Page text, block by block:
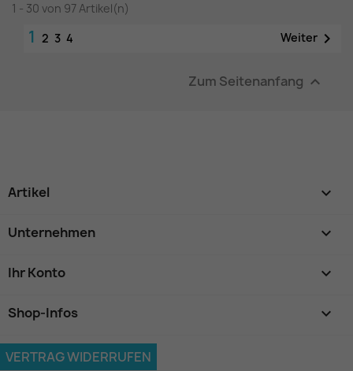
1 - 30 von 97 Artikel(n)
1 2 3 4 Weiter 
Zum Seitenanfang 
Artikel 
Unternehmen 
Ihr Konto 
Shop-Infos keyboard_arrow_down
VERTRAG WIDERRUFEN